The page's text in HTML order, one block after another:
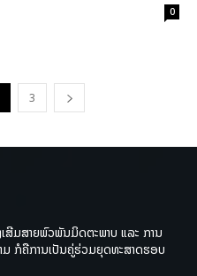
0
3
ສີມສາຍພົວພັນມິດຕະພາບ ແລະ ການ
ກໍຄືການເປັນຄູ່ຮ່ວມຍຸດທະສາດຮອບ